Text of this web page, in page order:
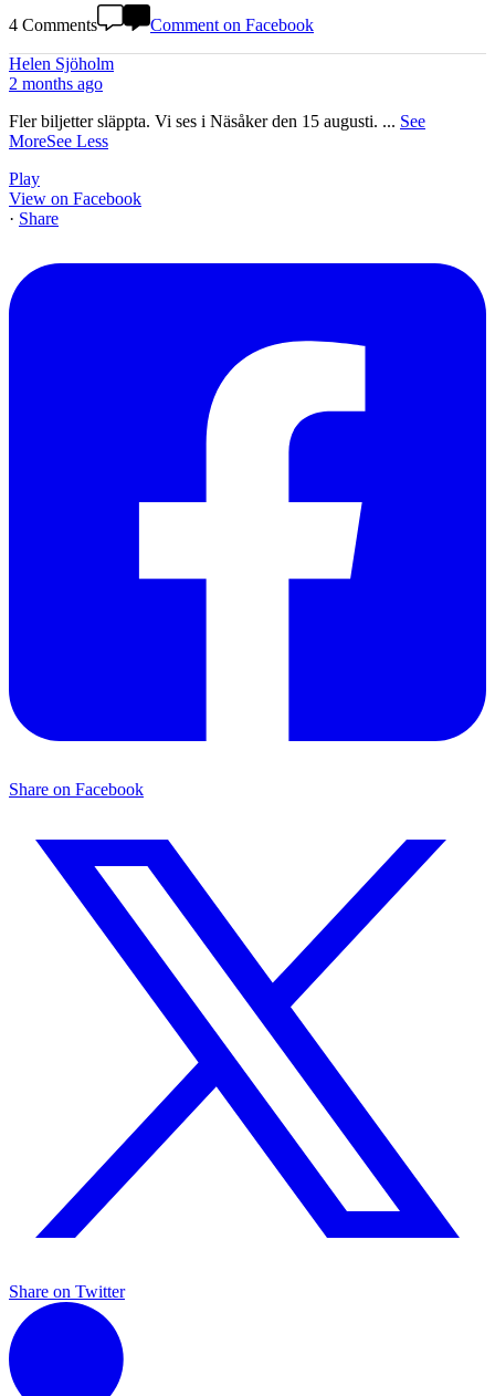
4 Comments Comment on Facebook
Helen Sjöholm
2 months ago
Fler biljetter släppta. Vi ses i Näsåker den 15 augusti. ... See
MoreSee Less
Play
View on Facebook
· Share
Share on Facebook
Share on Twitter